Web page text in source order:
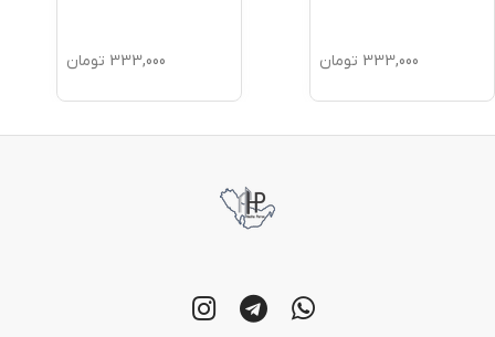
333,000 تومان 333,000 تومان